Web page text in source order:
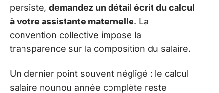
persiste, demandez un détail écrit du calcul
à votre assistante maternelle. La
convention collective impose la
transparence sur la composition du salaire.
Un dernier point souvent négligé : le calcul
salaire nounou année complète reste